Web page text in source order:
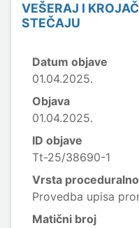
VEŠERAJ I
STEČAJU
Datum objave
01.04.2025.
Objava
01.04.2025.
ID objave
Tt-25/38690-1
Vrsta
Provedba upisa
Matični broj